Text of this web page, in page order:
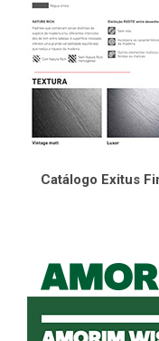
Catálogo Exitus